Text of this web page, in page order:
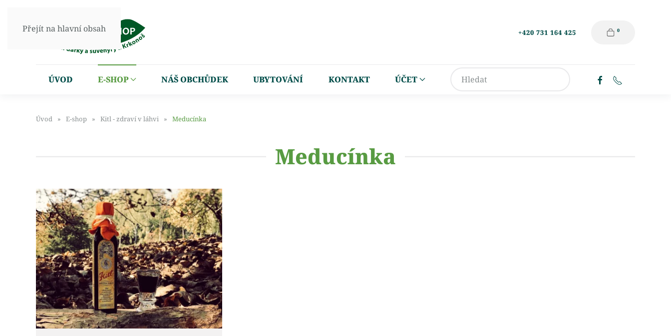
Přejít na hlavní obsah +420 731 164 425 0
ÚVOD E-SHOP NÁŠ OBCHŮDEK UBYTOVÁNÍ KONTAKT ÚČET
Úvod E-shop Kitl - zdraví v láhvi Meducínka
Meducínka